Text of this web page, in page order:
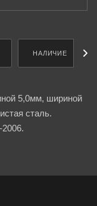
НАЛИЧИЕ
5,0мм, шириной
сталь.